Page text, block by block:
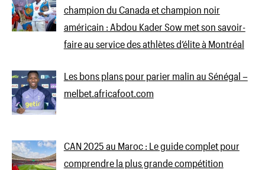
champion du Canada et champion noir
américain : Abdou Kader Sow met son savoir-
faire au service des athlètes d’élite à Montréal
Les bons plans pour parier malin au Sénégal –
melbet.africafoot.com
CAN 2025 au Maroc : Le guide complet pour
comprendre la plus grande compétition